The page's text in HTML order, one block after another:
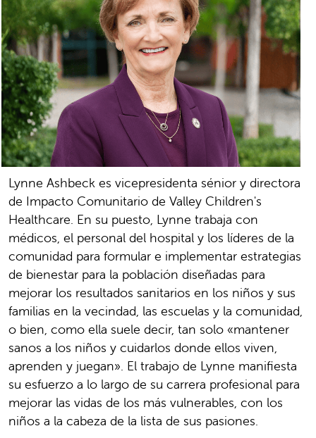
Lynne Ashbeck es vicepresidenta sénior y directora
de Impacto Comunitario de Valley Children's
Healthcare. En su puesto, Lynne trabaja con
médicos, el personal del hospital y los líderes de la
comunidad para formular e implementar estrategias
de bienestar para la población diseñadas para
mejorar los resultados sanitarios en los niños y sus
familias en la vecindad, las escuelas y la comunidad,
o bien, como ella suele decir, tan solo «mantener
sanos a los niños y cuidarlos donde ellos viven,
aprenden y juegan». El trabajo de Lynne manifiesta
su esfuerzo a lo largo de su carrera profesional para
mejorar las vidas de los más vulnerables, con los
niños a la cabeza de la lista de sus pasiones.